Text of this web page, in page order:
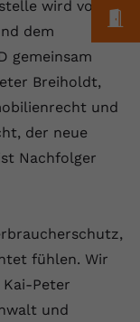
wird vom
dem
gemeinsam
Breiholdt,
und
der neue
Nachfolger
fühlen. Wir
Peter
und
Consent-
eine
die
Ihrer
eingestellt
statistische
der
um
auf unserer
Inhalte,
Cookie, um
zu sammeln,
ID zum
der Website